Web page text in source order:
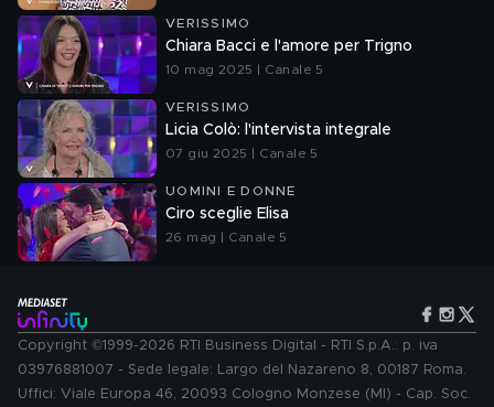
VERISSIMO
Chiara Bacci e l'amore per Trigno
10 mag 2025 | Canale 5
VERISSIMO
Licia Colò: l'intervista integrale
07 giu 2025 | Canale 5
UOMINI E DONNE
Ciro sceglie Elisa
26 mag | Canale 5
Copyright ©1999-2026 RTI Business Digital - RTI S.p.A.: p. iva
03976881007 - Sede legale: Largo del Nazareno 8, 00187 Roma.
Uffici: Viale Europa 46, 20093 Cologno Monzese (MI) - Cap. Soc.